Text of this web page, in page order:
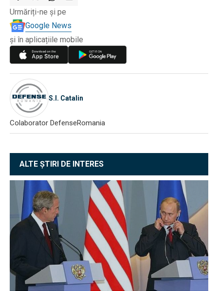
Urmăriți-ne și pe
Google News
și în aplicațiile mobile
S.I. Catalin
Colaborator DefenseRomania
ALTE ȘTIRI DE INTERES